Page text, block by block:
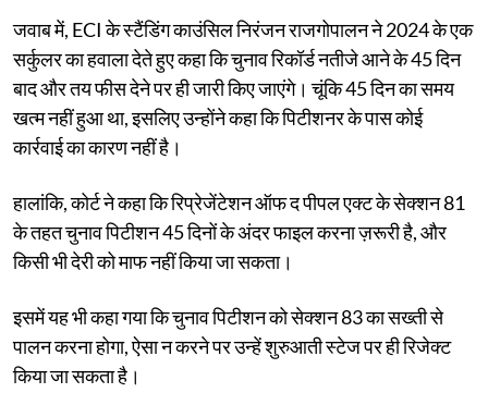
जवाब में, ECI के स्टैंडिंग काउंसिल निरंजन राजगोपालन ने 2024 के एक
सर्कुलर का हवाला देते हुए कहा कि चुनाव रिकॉर्ड नतीजे आने के 45 दिन
बाद और तय फीस देने पर ही जारी किए जाएंगे। चूंकि 45 दिन का समय
खत्म नहीं हुआ था, इसलिए उन्होंने कहा कि पिटीशनर के पास कोई
कार्रवाई का कारण नहीं है।
हालांकि, कोर्ट ने कहा कि रिप्रेजेंटेशन ऑफ द पीपल एक्ट के सेक्शन 81
के तहत चुनाव पिटीशन 45 दिनों के अंदर फाइल करना ज़रूरी है, और
किसी भी देरी को माफ नहीं किया जा सकता।
इसमें यह भी कहा गया कि चुनाव पिटीशन को सेक्शन 83 का सख्ती से
पालन करना होगा, ऐसा न करने पर उन्हें शुरुआती स्टेज पर ही रिजेक्ट
किया जा सकता है।